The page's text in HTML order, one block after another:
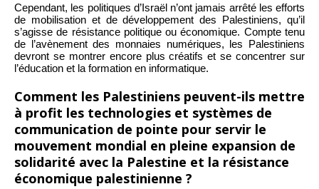
Cependant, les politiques d’Israël n’ont jamais arrêté les efforts
de mobilisation et de développement des Palestiniens, qu’il
s’agisse de résistance politique ou économique. Compte tenu
de l’avènement des monnaies numériques, les Palestiniens
devront se montrer encore plus créatifs et se concentrer sur
l’éducation et la formation en informatique.
Comment les Palestiniens peuvent-ils mettre
à profit les technologies et systèmes de
communication de pointe pour servir le
mouvement mondial en pleine expansion de
solidarité avec la Palestine et la résistance
économique palestinienne ?